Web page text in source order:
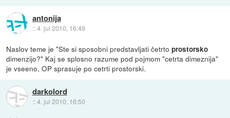
antonija
::4. jul 2010, 16:49
Naslov teme je "Ste si sposobni predstavljati četrtoprostorsko
dimenzijo?" Kaj se splosno razume pod pojmom "cetrta dimeznija"
je vseeno, OP sprasuje po cetrti prostorski.
darkolord
::4. jul 2010, 16:50